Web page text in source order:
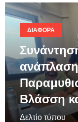
ΔΙΆΦΟΡΑ
Βλάσση
Δελτίο τύπου